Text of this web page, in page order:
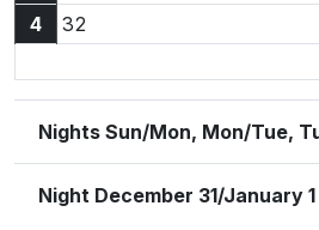
4
32
Nights Sun/Mon, Mon/Tue,
Night December 31/January